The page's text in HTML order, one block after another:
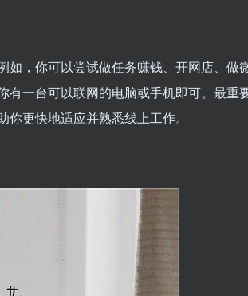
如，你可以尝试做任务赚钱、开网店、做
有一台可以联网的电脑或手机即可。最重
更快地适应并熟悉线上工作。